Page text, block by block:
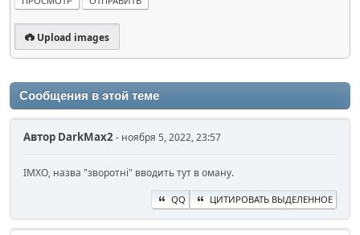
Upload images
Сообщения в этой теме
Автор DarkMax2- ноября 5, 2022, 23:57
ІМХО, назва "зворотні" вводить тут в оману.
QQ ЦИТИРОВАТЬ ВЫДЕЛЕННОЕ